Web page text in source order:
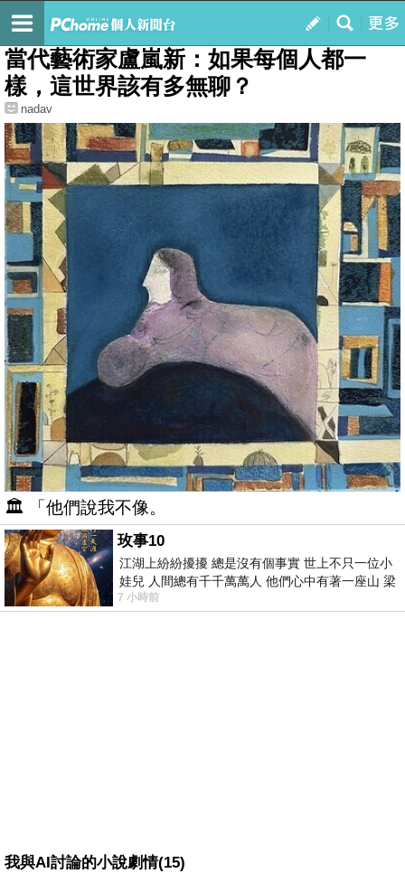
我的
藝文欣賞
當代藝術家盧嵐新：如果每個人都一
樣，這世界該有多無聊？
nadav
🏛️ 「他們說我不像。
玫事10
江湖上紛紛擾擾 總是沒有個事實 世上不只一位小
娃兒 人間總有千千萬萬人 他們心中有著一座山 梁
山佛山泰華衡恆嵩 一山之高
7 小時前
我與AI討論的小說劇情(15)